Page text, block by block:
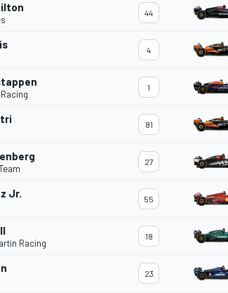
44
4
1
81
27
Jr. 55
Racing
18
23